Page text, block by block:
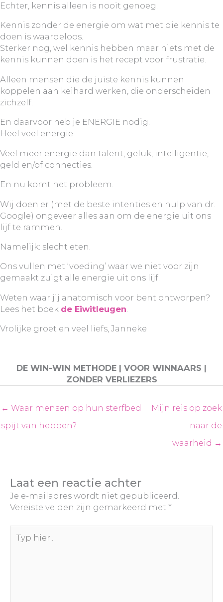
Echter, kennis alleen is nooit genoeg.
Kennis zonder de energie om wat met die kennis te
doen is waardeloos.
Sterker nog, wel kennis hebben maar niets met de
kennis kunnen doen is het recept voor frustratie.
Alleen mensen die de juiste kennis kunnen
koppelen aan keihard werken, die onderscheiden
zichzelf.
En daarvoor heb je ENERGIE nodig.
Heel veel energie.
Veel meer energie dan talent, geluk, intelligentie,
geld en/of connecties.
En nu komt het probleem.
Wij doen er (met de beste intenties en hulp van dr.
Google) ongeveer alles aan om de energie uit ons
lijf te rammen.
Namelijk: slecht eten.
Ons vullen met ‘voeding’ waar we niet voor zijn
gemaakt zuigt alle energie uit ons lijf.
Weten waar jij anatomisch voor bent ontworpen?
Lees het boek de Eiwitleugen
Vrolijke groet en veel liefs, Janneke
DE WIN-WIN METHODE | VOOR WINNAARS |
ZONDER VERLIEZERS
← Waar mensen op hun sterfbed
spijt van hebben?
Mijn reis op zoek
naar de
waarheid →
Laat een reactie achter
Je e-mailadres wordt niet gepubliceerd.
Vereiste velden zijn gemarkeerd met *
hier...